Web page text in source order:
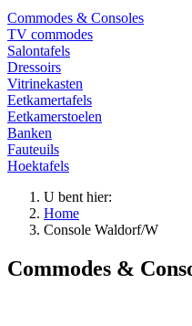
Commodes & Consoles
TV commodes
Salontafels
Dressoirs
Vitrinekasten
Eetkamertafels
Eetkamerstoelen
Banken
Fauteuils
Hoektafels
U bent hier:
Home
Console Waldorf/W
Commodes &